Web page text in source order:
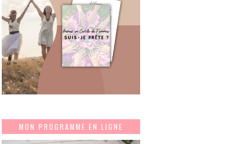
MON PROGRAMME EN LIGNE